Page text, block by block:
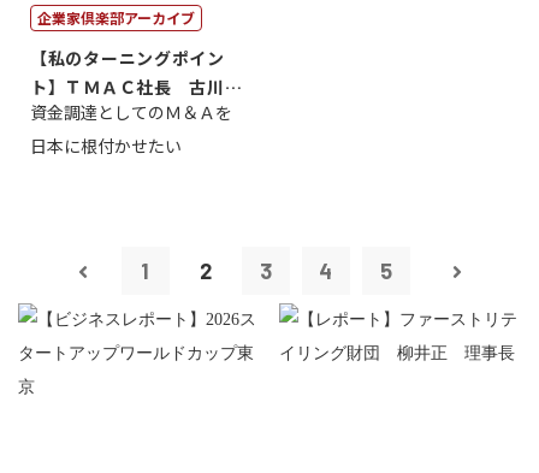
企業家倶楽部アーカイブ
【私のターニングポイン
ト】ＴＭＡＣ社長 古川英
一
資金調達としてのＭ＆Ａを
日本に根付かせたい
1 2 3 4 5